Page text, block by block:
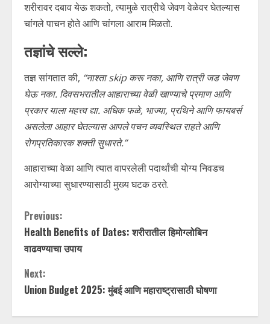
शरीरावर दबाव येऊ शकतो, त्यामुळे रात्रीचे जेवण वेळेवर घेतल्यास
चांगले पाचन होते आणि चांगला आराम मिळतो.
तज्ञांचे सल्ले:
तज्ञ सांगतात की, “नाश्ता skip करू नका, आणि रात्री जड जेवण
घेऊ नका. दिवसभरातील आहाराच्या वेळी खाण्याचे प्रमाण आणि
प्रकार याला महत्त्व द्या. अधिक फळे, भाज्या, प्रथिने आणि फायबर्स
असलेला आहार घेतल्यास आपले पचन व्यवस्थित राहते आणि
रोगप्रतिकारक शक्ती सुधारते.”
आहाराच्या वेळा आणि त्यात वापरलेली पदार्थांची योग्य निवडच
आरोग्याच्या सुधारण्यासाठी मुख्य घटक ठरते.
C
o
n
t
Previous:
Health Benefits of Dates: शरीरातील हिमोग्लोबिन
वाढवण्याचा उपाय
Next:
Union Budget 2025: मुंबई आणि महाराष्ट्रासाठी घोषणा